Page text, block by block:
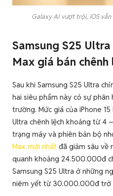
Galaxy AI vượt trội, iOS
Samsung S25
Max giá bán chênh
Sau khi Samsung S25 Ultra
hai siêu phẩm này có sự
trường. Mức giá của iPhone 15
Ultra chênh lệch khoảng từ 4
trạng máy và phiên bản bộ
Max mới nhất đã giảm sâu về
quanh khoảng 24.500.000đ
Samsung S25 Ultra ở những
niêm yết từ 30.000.000đ trở